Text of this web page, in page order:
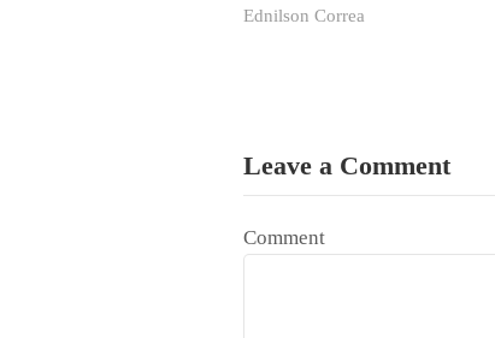
Ednilson Correa
Leave a Comment
Comment